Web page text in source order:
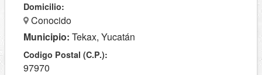
Domicilio:
Conocido
Municipio: Tekax, Yucatán
Codigo Postal (C.P.):
97970